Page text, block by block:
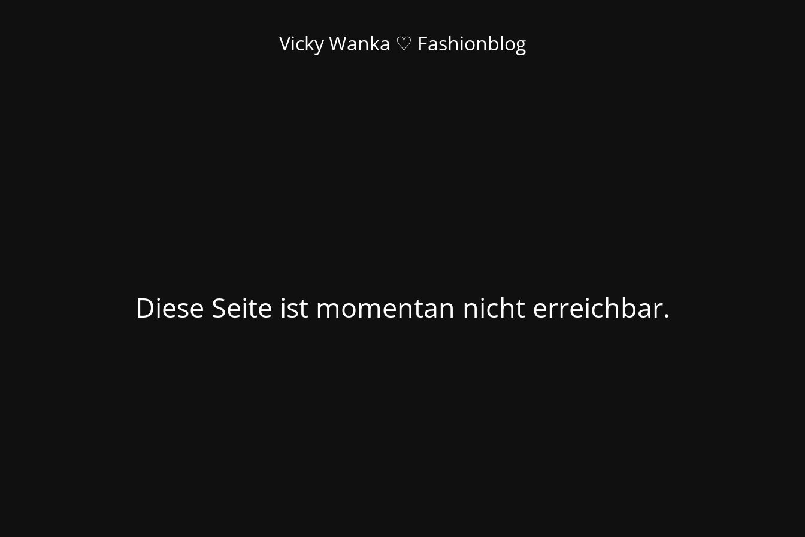
Vicky Wanka ♡ Fashionblog
Diese Seite ist momentan nicht erreichbar.